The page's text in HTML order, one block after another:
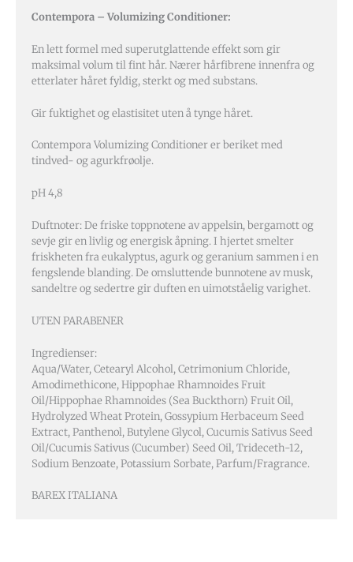
Contempora – Volumizing Conditioner:
En lett formel med superutglattende effekt som gir
maksimal volum til fint hår. Nærer hårfibrene innenfra og
etterlater håret fyldig, sterkt og med substans.
Gir fuktighet og elastisitet uten å tynge håret.
Contempora Volumizing Conditioner er beriket med
tindved- og agurkfrøolje.
pH 4,8
Duftnoter: De friske toppnotene av appelsin, bergamott og
sevje gir en livlig og energisk åpning. I hjertet smelter
friskheten fra eukalyptus, agurk og geranium sammen i en
fengslende blanding. De omsluttende bunnotene av musk,
sandeltre og sedertre gir duften en uimotståelig varighet.
UTEN PARABENER
Ingredienser:
Aqua/Water, Cetearyl Alcohol, Cetrimonium Chloride,
Amodimethicone, Hippophae Rhamnoides Fruit
Oil/Hippophae Rhamnoides (Sea Buckthorn) Fruit Oil,
Hydrolyzed Wheat Protein, Gossypium Herbaceum Seed
Extract, Panthenol, Butylene Glycol, Cucumis Sativus Seed
Oil/Cucumis Sativus (Cucumber) Seed Oil, Trideceth-12,
Sodium Benzoate, Potassium Sorbate, Parfum/Fragrance.
BAREX ITALIANA